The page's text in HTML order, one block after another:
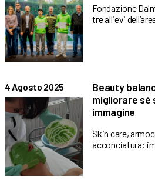
Fondazione
tre allievi
4 Agosto 2025
Beauty
migliorare sé
immagine
Skin care,
acconciatura: